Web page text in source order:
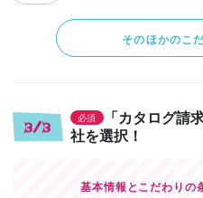
そのほかのこ
3/3
必須
「カタログ請
社を選択！
基本情報とこだわりの